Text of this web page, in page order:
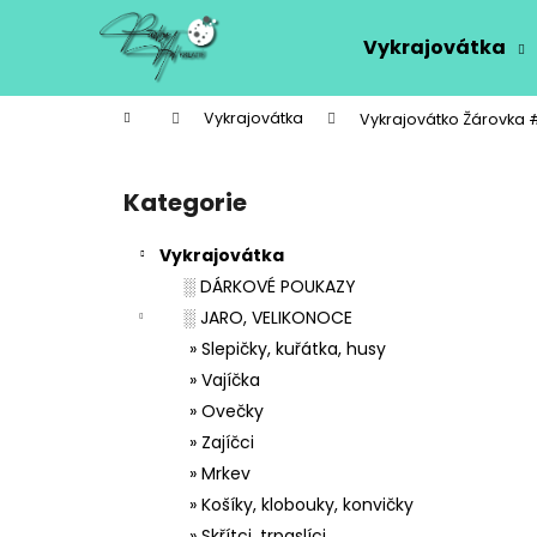
Vykrajovátka
Domů Vykrajovátka Vykrajovátko Žárovka
Přeskočit
kategorie
Kategorie
Vykrajovátka
░ DÁRKOVÉ POUKAZY
░ JARO, VELIKONOCE
» Slepičky, kuřátka, husy
» Vajíčka
» Ovečky
» Zajíčci
» Mrkev
» Košíky, klobouky, konvičky
í
Zpět
do
Zpět
do